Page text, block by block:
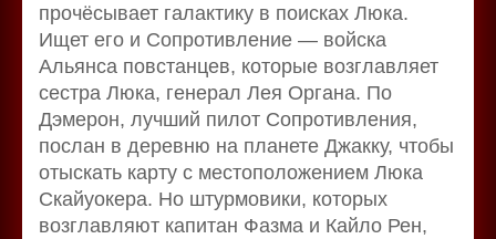
прочёсывает галактику в поисках Люка.
Ищет его и Сопротивление — войска
Альянса повстанцев, которые возглавляет
сестра Люка, генерал Лея Органа. По
Дэмерон, лучший пилот Сопротивления,
послан в деревню на планете Джакку, чтобы
отыскать карту с местоположением Люка
Скайуокера. Но штурмовики, которых
возглавляют капитан Фазма и Кайло Рен,